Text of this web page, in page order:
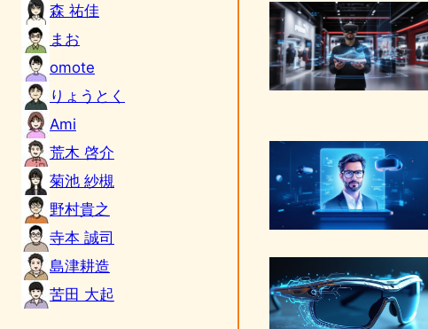
森 祐佳
まお
omote
りょうとく
Ami
荒木 啓介
菊池 紗槻
野村貴之
寺本 誠司
島津耕造
苦田 大起